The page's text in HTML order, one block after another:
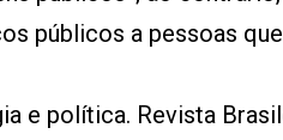
públicos a pessoas
e política. Revista